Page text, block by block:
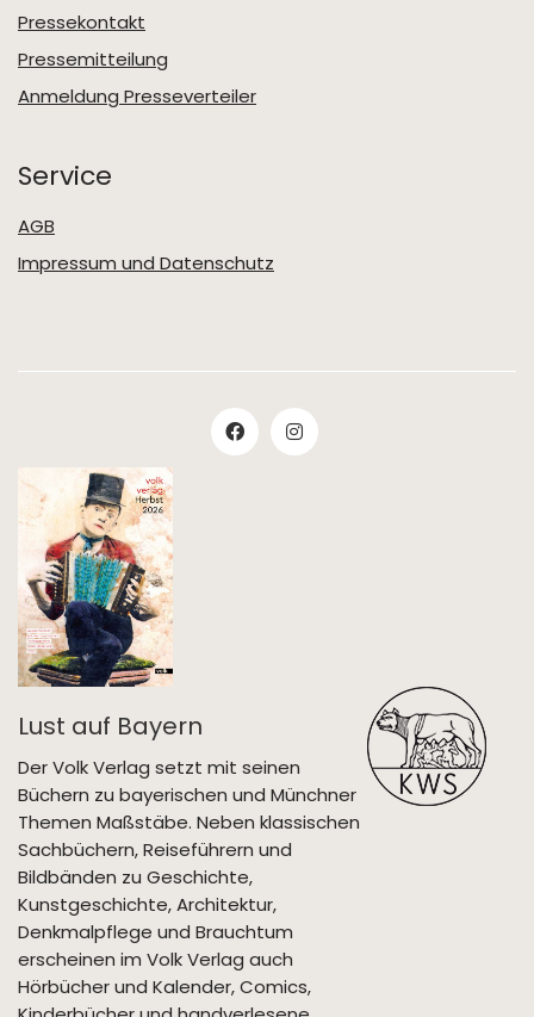
Pressekontakt
Pressemitteilung
Anmeldung Presseverteiler
Service
AGB
Impressum und Datenschutz
Lust auf Bayern
Der Volk Verlag setzt mit seinen
Büchern zu bayerischen und Münchner
Themen Maßstäbe. Neben klassischen
Sachbüchern, Reiseführern und
Bildbänden zu Geschichte,
Kunstgeschichte, Architektur,
Denkmalpflege und Brauchtum
erscheinen im Volk Verlag auch
Hörbücher und Kalender, Comics,